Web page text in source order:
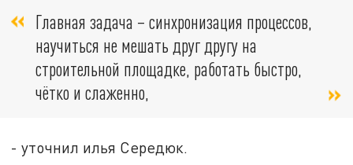
Главная задача – синхронизация процессов,
научиться не мешать друг другу на
строительной площадке, работать быстро,
чётко и слаженно,
- уточнил илья Середюк.